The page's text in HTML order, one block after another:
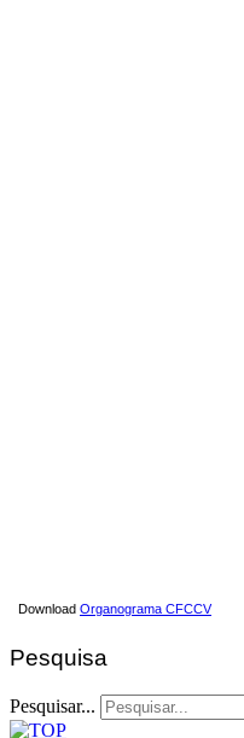
Download Organograma CFCCV
Pesquisa
Pesquisar...